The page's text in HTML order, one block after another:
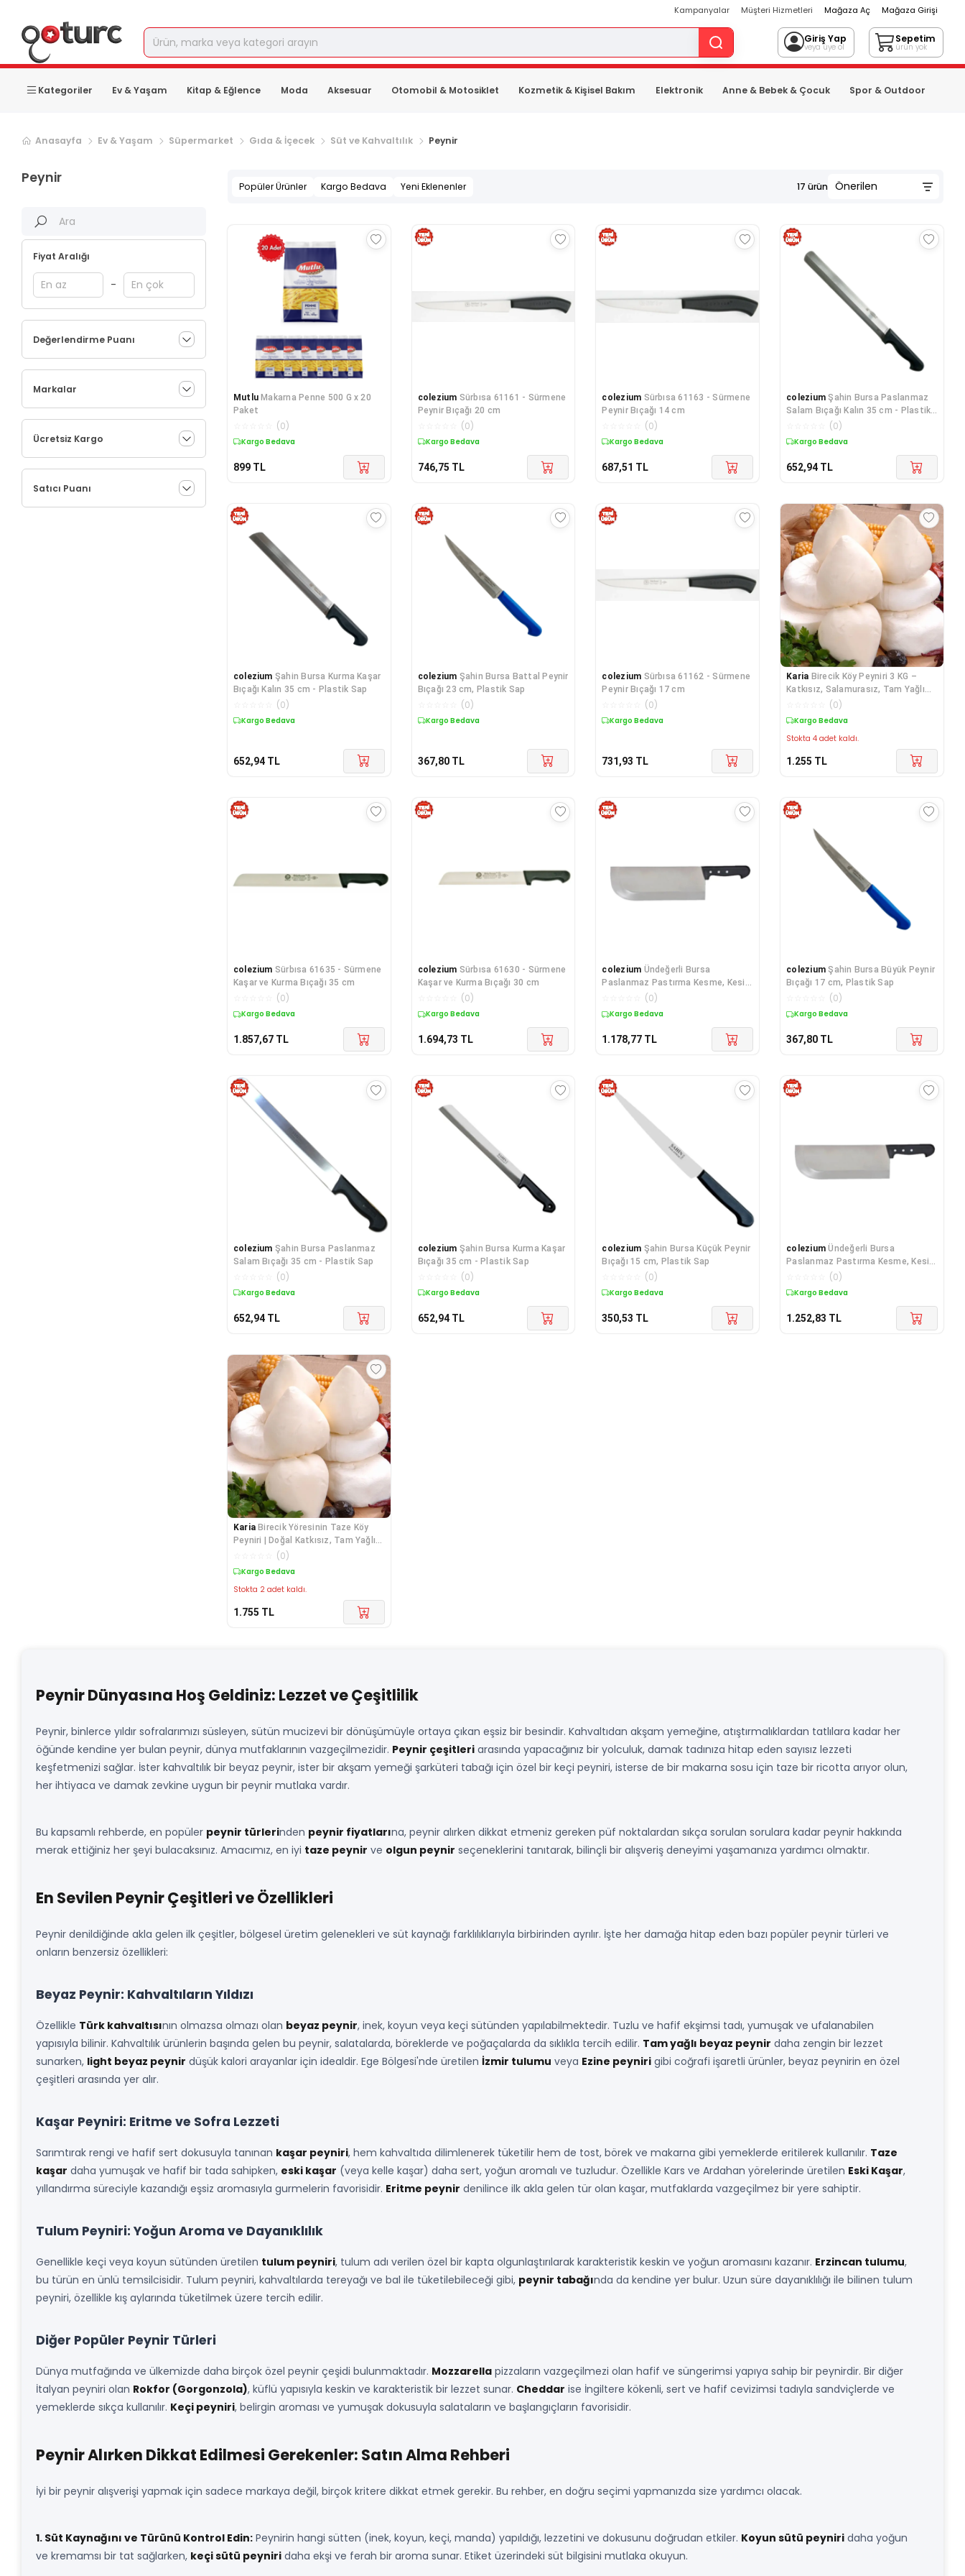
Kampanyalar Müşteri Hizmetleri Mağaza Aç Mağaza Girişi
Giriş Yap
veya üye ol
Sepetim
ürün yok
Kategoriler Ev & Yaşam Kitap & Eğlence Moda Aksesuar Otomobil & Motosiklet Kozmetik & Kişisel Bakım Elektronik Anne & Bebek & Çocuk Spor & Outdoor
Anasayfa Ev & Yaşam Süpermarket Gıda & İçecek Süt ve Kahvaltılık Peynir
Peynir
Fiyat Aralığı
-
Değerlendirme Puanı
Markalar
Ücretsiz Kargo
Satıcı Puanı
Popüler Ürünler Kargo Bedava Yeni Eklenenler 17 ürün
Mutlu Makarna Penne 500 G x 20
Paket
(0)
Kargo Bedava
899 TL
colezium Sürbısa 61161 - Sürmene
Peynir Bıçağı 20 cm
(0)
Kargo Bedava
746,75 TL
colezium Sürbısa 61163 - Sürmene
Peynir Bıçağı 14 cm
(0)
Kargo Bedava
687,51 TL
colezium Şahin Bursa Paslanmaz
Salam Bıçağı Kalın 35 cm - Plastik
(0)
Kargo Bedava
652,94 TL
colezium Şahin Bursa Kurma Kaşar
Bıçağı Kalın 35 cm - Plastik Sap
(0)
Kargo Bedava
652,94 TL
colezium Şahin Bursa Battal Peynir
Bıçağı 23 cm, Plastik Sap
(0)
Kargo Bedava
367,80 TL
colezium Sürbısa 61162 - Sürmene
Peynir Bıçağı 17 cm
(0)
Kargo Bedava
731,93 TL
Karia Birecik Köy Peyniri 3 KG –
Katkısız, Salamurasız, Tam Yağlı
(0)
Kargo Bedava
Stokta 4 adet kaldı.
1.255 TL
colezium Sürbısa 61635 - Sürmene
Kaşar ve Kurma Bıçağı 35 cm
(0)
Kargo Bedava
1.857,67 TL
colezium Sürbısa 61630 - Sürmene
Kaşar ve Kurma Bıçağı 30 cm
(0)
Kargo Bedava
1.694,73 TL
colezium Ündeğerli Bursa
Paslanmaz Pastırma Kesme, Kesim
Bıçağı 25 cm
(0)
Kargo Bedava
1.178,77 TL
colezium Şahin Bursa Büyük Peynir
Bıçağı 17 cm, Plastik Sap
(0)
Kargo Bedava
367,80 TL
colezium Şahin Bursa Paslanmaz
Salam Bıçağı 35 cm - Plastik Sap
(0)
Kargo Bedava
652,94 TL
colezium Şahin Bursa Kurma Kaşar
Bıçağı 35 cm - Plastik Sap
(0)
Kargo Bedava
652,94 TL
colezium Şahin Bursa Küçük Peynir
Bıçağı 15 cm, Plastik Sap
(0)
Kargo Bedava
350,53 TL
colezium Ündeğerli Bursa
Paslanmaz Pastırma Kesme, Kesim
Bıçağı 30 cm
(0)
Kargo Bedava
1.252,83 TL
Karia Birecik Yöresinin Taze Köy
Peyniri | Doğal Katkısız, Tam Yağlı
(0)
Kargo Bedava
Stokta 2 adet kaldı.
1.755 TL
Peynir Dünyasına Hoş Geldiniz: Lezzet ve Çeşitlilik
Peynir, binlerce yıldır sofralarımızı süsleyen, sütün mucizevi bir dönüşümüyle ortaya çıkan eşsiz bir besindir. Kahvaltıdan akşam yemeğine, atıştırmalıklardan tatlılara kadar her
öğünde kendine yer bulan peynir, dünya mutfaklarının vazgeçilmezidir. Peynir çeşitleri arasında yapacağınız bir yolculuk, damak tadınıza hitap eden sayısız lezzeti
keşfetmenizi sağlar. İster kahvaltılık bir beyaz peynir, ister bir akşam yemeği şarküteri tabağı için özel bir keçi peyniri, isterse de bir makarna sosu için taze bir ricotta arıyor olun,
her ihtiyaca ve damak zevkine uygun bir peynir mutlaka vardır.
Bu kapsamlı rehberde, en popüler peynir türlerinden peynir fiyatlarına, peynir alırken dikkat etmeniz gereken püf noktalardan sıkça sorulan sorulara kadar peynir hakkında
merak ettiğiniz her şeyi bulacaksınız. Amacımız, en iyi taze peynir ve olgun peynir seçeneklerini tanıtarak, bilinçli bir alışveriş deneyimi yaşamanıza yardımcı olmaktır.
En Sevilen Peynir Çeşitleri ve Özellikleri
Peynir denildiğinde akla gelen ilk çeşitler, bölgesel üretim gelenekleri ve süt kaynağı farklılıklarıyla birbirinden ayrılır. İşte her damağa hitap eden bazı popüler peynir türleri ve
onların benzersiz özellikleri:
Beyaz Peynir: Kahvaltıların Yıldızı
Özellikle Türk kahvaltısının olmazsa olmazı olan beyaz peynir, inek, koyun veya keçi sütünden yapılabilmektedir. Tuzlu ve hafif ekşimsi tadı, yumuşak ve ufalanabilen
yapısıyla bilinir. Kahvaltılık ürünlerin başında gelen bu peynir, salatalarda, böreklerde ve poğaçalarda da sıklıkla tercih edilir. Tam yağlı beyaz peynir daha zengin bir lezzet
sunarken, light beyaz peynir düşük kalori arayanlar için idealdir. Ege Bölgesi'nde üretilen İzmir tulumu veya Ezine peyniri gibi coğrafi işaretli ürünler, beyaz peynirin en özel
çeşitleri arasında yer alır.
Kaşar Peyniri: Eritme ve Sofra Lezzeti
Sarımtırak rengi ve hafif sert dokusuyla tanınan kaşar peyniri, hem kahvaltıda dilimlenerek tüketilir hem de tost, börek ve makarna gibi yemeklerde eritilerek kullanılır. Taze
kaşar daha yumuşak ve hafif bir tada sahipken, eski kaşar (veya kelle kaşar) daha sert, yoğun aromalı ve tuzludur. Özellikle Kars ve Ardahan yörelerinde üretilen Eski Kaşar,
yıllandırma süreciyle kazandığı eşsiz aromasıyla gurmelerin favorisidir. Eritme peynir denilince ilk akla gelen tür olan kaşar, mutfaklarda vazgeçilmez bir yere sahiptir.
Tulum Peyniri: Yoğun Aroma ve Dayanıklılık
Genellikle keçi veya koyun sütünden üretilen tulum peyniri, tulum adı verilen özel bir kapta olgunlaştırılarak karakteristik keskin ve yoğun aromasını kazanır. Erzincan tulumu,
bu türün en ünlü temsilcisidir. Tulum peyniri, kahvaltılarda tereyağı ve bal ile tüketilebileceği gibi, peynir tabağında da kendine yer bulur. Uzun süre dayanıklılığı ile bilinen tulum
peyniri, özellikle kış aylarında tüketilmek üzere tercih edilir.
Diğer Popüler Peynir Türleri
Dünya mutfağında ve ülkemizde daha birçok özel peynir çeşidi bulunmaktadır. Mozzarella pizzaların vazgeçilmezi olan hafif ve süngerimsi yapıya sahip bir peynirdir. Bir diğer
İtalyan peyniri olan Rokfor (Gorgonzola), küflü yapısıyla keskin ve karakteristik bir lezzet sunar. Cheddar ise İngiltere kökenli, sert ve hafif cevizimsi tadıyla sandviçlerde ve
yemeklerde sıkça kullanılır. Keçi peyniri, belirgin aroması ve yumuşak dokusuyla salataların ve başlangıçların favorisidir.
Peynir Alırken Dikkat Edilmesi Gerekenler: Satın Alma Rehberi
İyi bir peynir alışverişi yapmak için sadece markaya değil, birçok kritere dikkat etmek gerekir. Bu rehber, en doğru seçimi yapmanızda size yardımcı olacak.
1. Süt Kaynağını ve Türünü Kontrol Edin: Peynirin hangi sütten (inek, koyun, keçi, manda) yapıldığı, lezzetini ve dokusunu doğrudan etkiler. Koyun sütü peyniri daha yoğun
ve kremamsı bir tat sağlarken, keçi sütü peyniri daha ekşi ve ferah bir aroma sunar. Etiket üzerindeki süt bilgisini mutlaka okuyun.